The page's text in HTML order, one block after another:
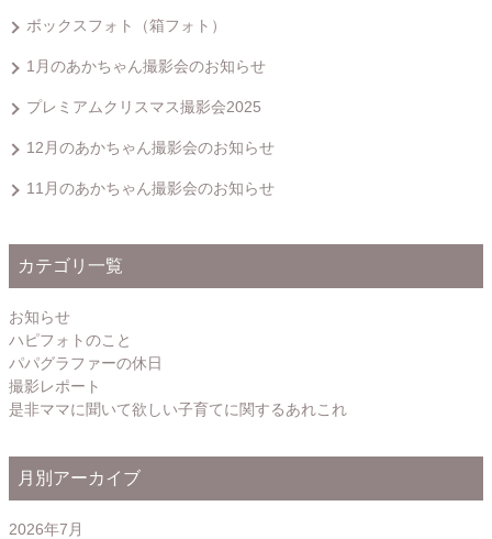
ボックスフォト（箱フォト）
1月のあかちゃん撮影会のお知らせ
プレミアムクリスマス撮影会2025
12月のあかちゃん撮影会のお知らせ
11月のあかちゃん撮影会のお知らせ
カテゴリ一覧
お知らせ
ハピフォトのこと
パパグラファーの休日
撮影レポート
是非ママに聞いて欲しい子育てに関するあれこれ
月別アーカイブ
2026年7月